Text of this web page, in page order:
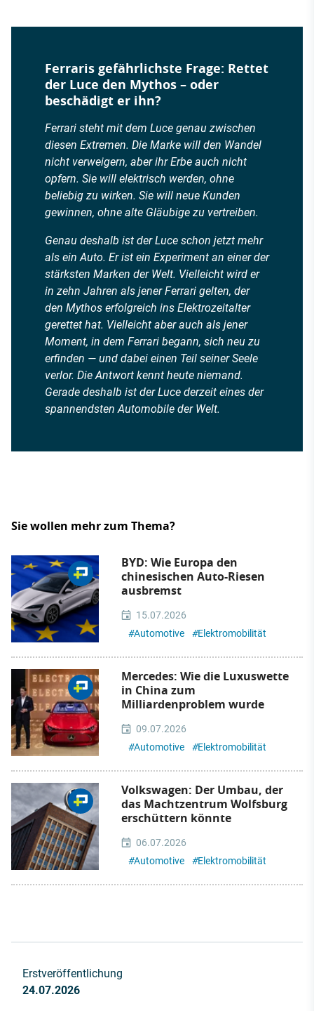
Ferraris gefährlichste Frage: Rettet
der Luce den Mythos – oder
beschädigt er ihn?
Ferrari steht mit dem Luce genau zwischen
diesen Extremen. Die Marke will den Wandel
nicht verweigern, aber ihr Erbe auch nicht
opfern. Sie will elektrisch werden, ohne
beliebig zu wirken. Sie will neue Kunden
gewinnen, ohne alte Gläubige zu vertreiben.
Genau deshalb ist der Luce schon jetzt mehr
als ein Auto. Er ist ein Experiment an einer der
stärksten Marken der Welt. Vielleicht wird er
in zehn Jahren als jener Ferrari gelten, der
den Mythos erfolgreich ins Elektrozeitalter
gerettet hat. Vielleicht aber auch als jener
Moment, in dem Ferrari begann, sich neu zu
erfinden — und dabei einen Teil seiner Seele
verlor. Die Antwort kennt heute niemand.
Gerade deshalb ist der Luce derzeit eines der
spannendsten Automobile der Welt.
Sie wollen mehr zum Thema?
BYD: Wie Europa den
chinesischen Auto-Riesen
ausbremst
15.07.2026
#Automotive #Elektromobilität
Mercedes: Wie die Luxuswette
in China zum
Milliardenproblem wurde
09.07.2026
#Automotive #Elektromobilität
Volkswagen: Der Umbau, der
das Machtzentrum Wolfsburg
erschüttern könnte
06.07.2026
#Automotive #Elektromobilität
Erstveröffentlichung
24.07.2026